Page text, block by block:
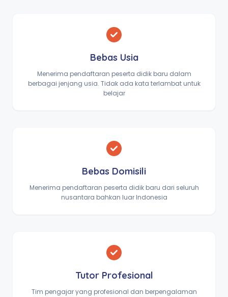
Bebas Usia
Menerima pendaftaran peserta didik baru dalam
berbagai jenjang usia. Tidak ada kata terlambat untuk
belajar
Bebas Domisili
Menerima pendaftaran peserta didik baru dari seluruh
nusantara bahkan luar Indonesia
Tutor Profesional
Tim pengajar yang profesional dan berpengalaman